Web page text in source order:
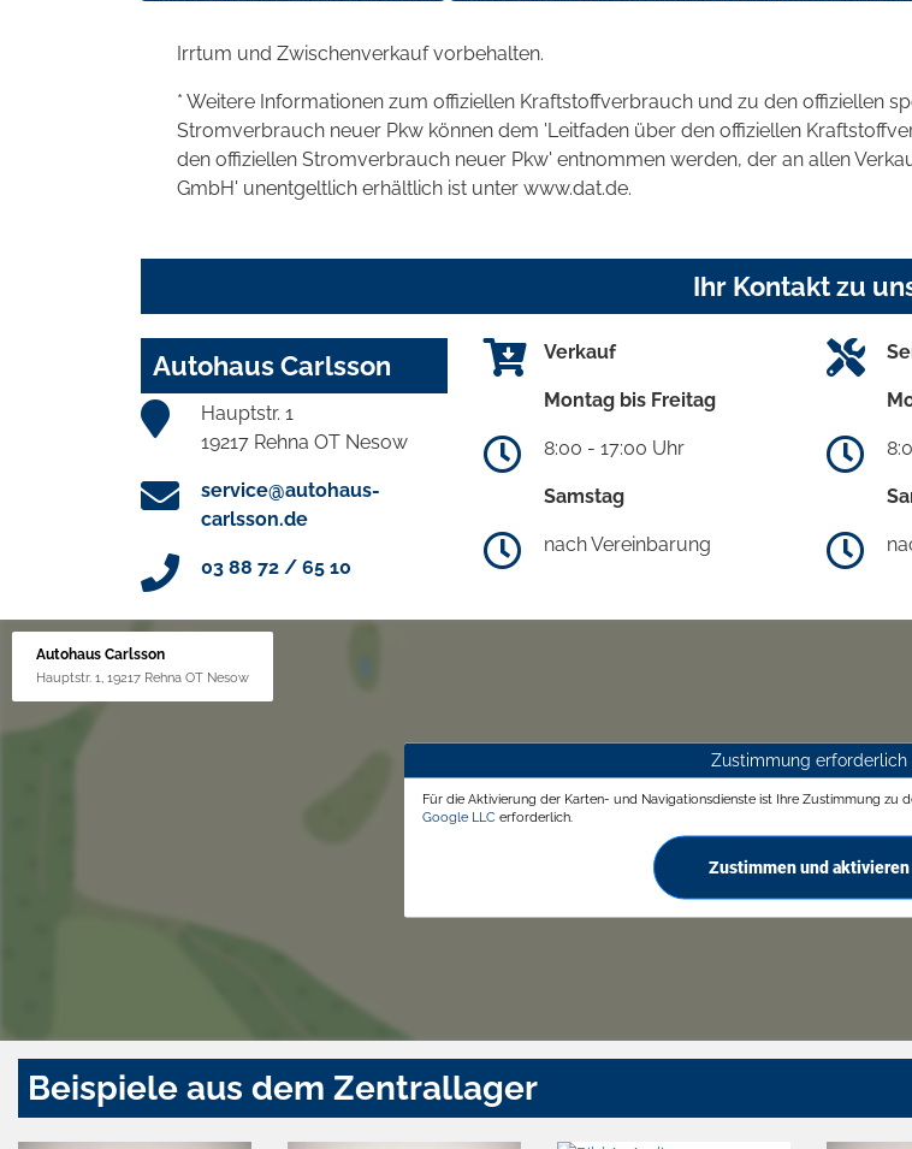
Irrtum und Zwischenverkauf vorbehalten.
* Weitere Informationen zum offiziellen Kraftstoffverbrauch und zu den offiziellen
Stromverbrauch neuer Pkw können dem 'Leitfaden über den offiziellen
den offiziellen Stromverbrauch neuer Pkw' entnommen werden, der an allen
GmbH' unentgeltlich erhältlich ist unter www.dat.de.
Ihr Kontakt zu
Autohaus Carlsson
Hauptstr. 1
19217 Rehna OT Nesow
service@autohaus-
carlsson.de
03 88 72 / 65 10
Verkauf
Montag bis Freitag
8:00 - 17:00 Uhr
Samstag
nach Vereinbarung
Autohaus Carlsson
Hauptstr. 1, 19217 Rehna OT Nesow
Zustimmung erforderlich
Für die Aktivierung der Karten- und Navigationsdienste ist Ihre Zustimmung zu
Google LLC erforderlich.
Zustimmen und aktivieren
Beispiele aus dem Zentrallager